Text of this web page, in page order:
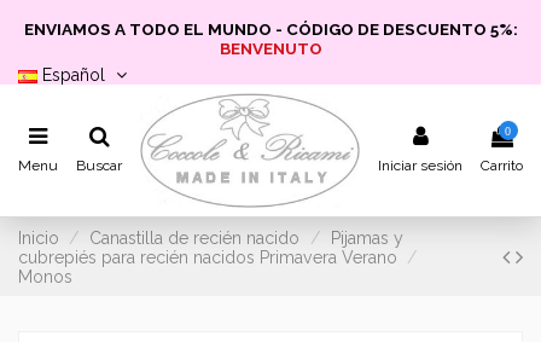
ENVIAMOS A TODO EL MUNDO - CÓDIGO DE DESCUENTO 5%:
BENVENUTO
Español
Menu Buscar Iniciar sesión
0
Carrito
Inicio Canastilla de recién nacido
Pijamas y
cubrepiés para recién nacidos Primavera Verano
Monos